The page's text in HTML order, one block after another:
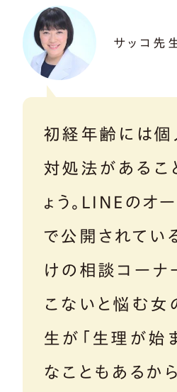
サッコ先
初経年齢には個
対処法があるこ
ょう。LINEのオ
で公開されてい
けの相談コーナ
こないと悩む女
生が「生理が始
なこともあるか